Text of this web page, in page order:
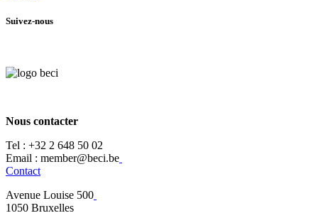
Suivez-nous
Nous contacter
Tel : +32 2 648 50 02​
​​Email : member@beci.be
Contact
Avenue Louise 500
​1050 Bruxelles